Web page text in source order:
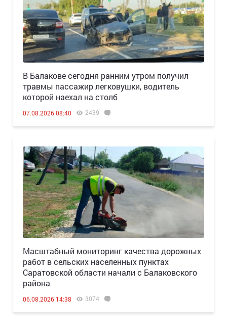
В Балакове сегодня ранним утром получил
травмы пассажир легковушки, водитель
которой наехал на столб
07.08.2026 08:40 2439
Масштабный мониторинг качества дорожных
работ в сельских населенных пунктах
Саратовской области начали с Балаковского
района
06.08.2026 14:38 3074